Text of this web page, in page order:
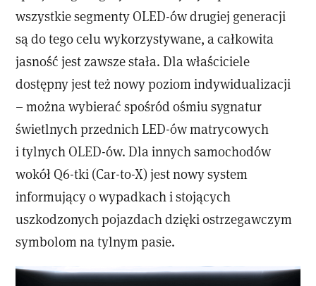
wszystkie segmenty OLED-ów drugiej generacji
są do tego celu wykorzystywane, a całkowita
jasność jest zawsze stała. Dla właściciele
dostępny jest też nowy poziom indywidualizacji
– można wybierać spośród ośmiu sygnatur
świetlnych przednich LED-ów matrycowych
i tylnych OLED-ów. Dla innych samochodów
wokół Q6-tki (Car-to-X) jest nowy system
informujący o wypadkach i stojących
uszkodzonych pojazdach dzięki ostrzegawczym
symbolom na tylnym pasie.